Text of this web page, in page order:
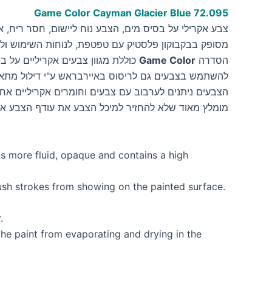
Game Color Cayman Glacier Blue 72.095
צבע אקרילי על בסיס מים, הצבע נוח ליישום, חסר ריח,
מסופק בבקבוקון פלסטיק עם טפטפת, לנוחות השימוש
הסדרה Game Color כוללת מגוון צבעים אקריליים
להשתמש בצבעים גם לריסוס באיירבראש ע"י דילול
הצבעים ניתנים לערבוב עם צבעים וחומרים אקריליים
מומלץ מאוד שלא להחזיר למיכל הצבע את עודף הצבע
more fluid, opaque and contains a high
strokes from showing on the painted surface.
paint from evaporating and drying in the